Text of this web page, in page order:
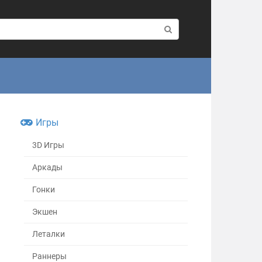
Игры
3D Игры
Аркады
Гонки
Экшен
Леталки
Раннеры